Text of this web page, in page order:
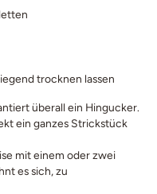
trocknen lassen
überall ein Hingucker.
ein ganzes Strickstück
mit einem oder zwei
es sich, zu